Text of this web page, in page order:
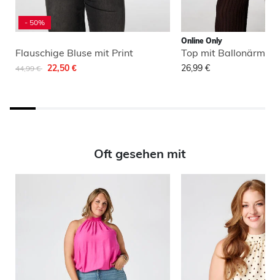
- 50%
Flauschige Bluse mit Print
Reduziert von
44,99 € auf
22,50 €
Online Only
Top mit
26,99 €
Oft gesehen mit